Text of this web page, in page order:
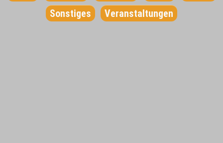
Sonstiges
Veranstaltungen